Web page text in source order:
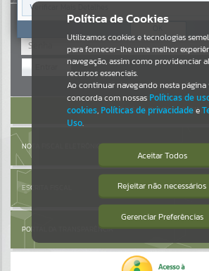
Portais
Por favor, aguarde...
NOTÍCIAS
Por favor, aguarde...
Por favor, aguarde...
Por favor, aguarde...
Cadastre-se|Recuperar Senha
ACESSAR SEM LOGIN
NOTA FISCAL ELETRÔNICA
ESCRITA FISCAL
PORTAL DA TRANSPARÊNCIA
Política de Cookies
Utilizamos cookies e tecnologias
para fornecer-lhe uma melhor
navegação, assim como providenciar
recursos essenciais.
Ao continuar navegando nesta página
concorda com nossas Políticas de
cookies, Políticas de privacidadee
Uso.
Aceitar Todos
Rejeitar não necessários
Gerenciar Preferências
Isto significa que diversos recursos
providenciados poderão não estar
Verificar Mais Detalhes